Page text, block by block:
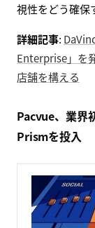
視性をどう確保
詳細記事:
Enterprise」を
店舗を構える
Pacvue、業界
Prismを投入